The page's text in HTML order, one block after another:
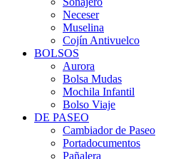
Neceser
Muselina
Cojín Antivuelco
BOLSOS
Aurora
Bolsa Mudas
Mochila Infantil
Bolso Viaje
DE PASEO
Cambiador de Paseo
Portadocumentos
Pañalera